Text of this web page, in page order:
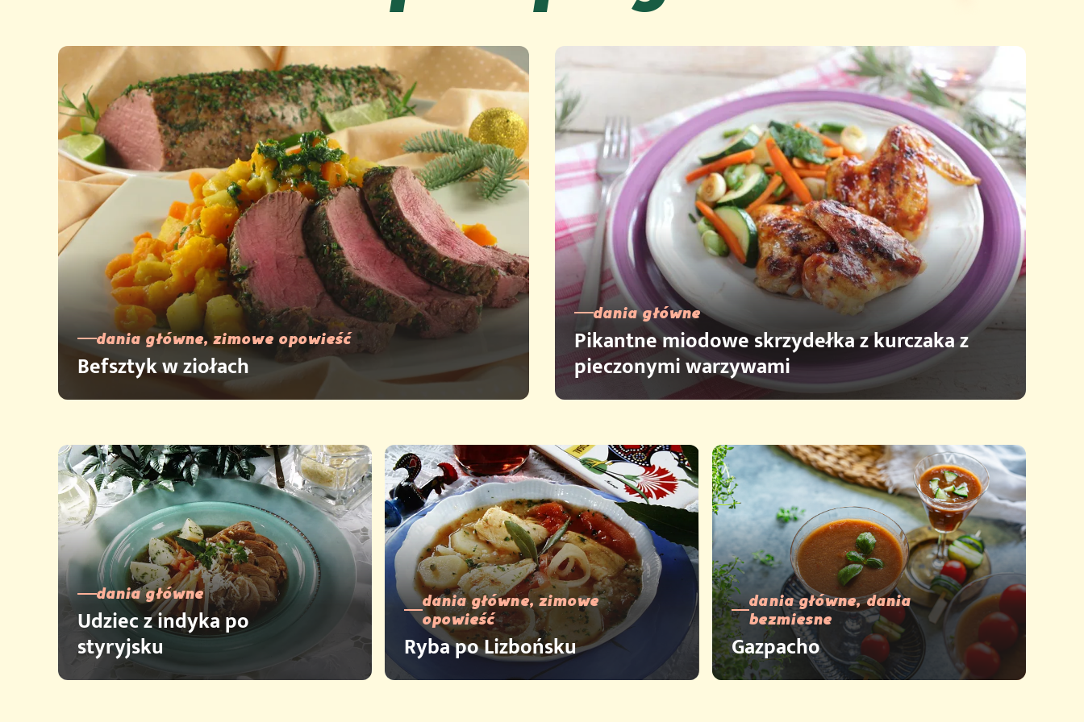
dania główne, zimowe opowieść
Befsztyk w ziołach
dania główne
Pikantne miodowe skrzydełka z kurczaka z
pieczonymi warzywami
dania główne
Udziec z indyka po
styryjsku
dania główne, zimowe
opowieść
Ryba po Lizbońsku
dania główne, dania
bezmiesne
Gazpacho